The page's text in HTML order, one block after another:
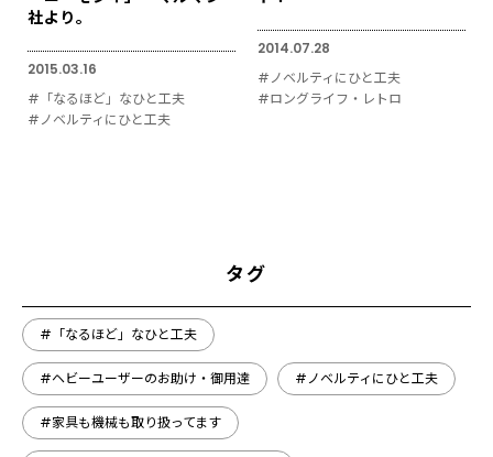
社より。
2015.03.16
#「なるほど」なひと工夫
#ノベルティにひと工夫
2014.07.28
#ノベルティにひと工夫
#ロングライフ・レトロ
タグ
#「なるほど」なひと工夫
#ヘビーユーザーのお助け・御用達 #ノベルティにひと工夫
#家具も機械も取り扱ってます